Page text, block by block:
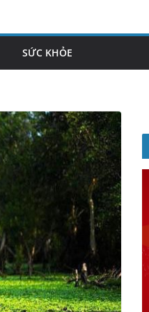
SỨC KHỎE